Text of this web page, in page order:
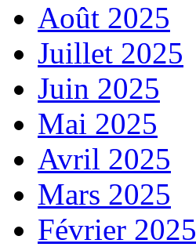
Août 2025
Juillet 2025
Juin 2025
Mai 2025
Avril 2025
Mars 2025
Février 2025